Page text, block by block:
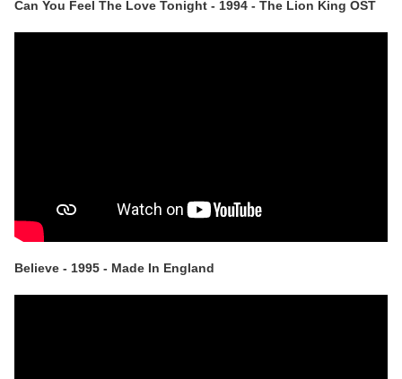
Can You Feel The Love Tonight - 1994 - The Lion King OST
Believe - 1995 - Made In England